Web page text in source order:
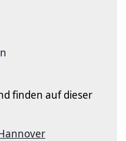
finden auf dieser